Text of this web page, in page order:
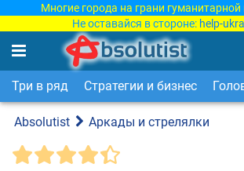
Многие города на грани
Не оставайся в стороне: help-
Три в ряд Стратегии и бизнес
Absolutist Аркады и стрелялки